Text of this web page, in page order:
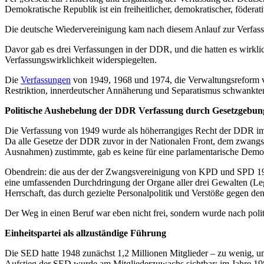
Demokratische Republik ist ein freiheitlicher, demokratischer,
Die deutsche Wiedervereinigung kam nach diesem Anlauf zur
Davor gab es drei Verfassungen in der DDR, und die hatten es
Verfassungswirklichkeit widerspiegelten.
Die Verfassungen von 1949, 1968 und 1974, die
Restriktion, innerdeutscher Annäherung und Separatismus
Politische Aushebelung der DDR Verfassung durch
Die Verfassung von 1949 wurde als höherrangiges Recht der DDR
Da alle Gesetze der DDR zuvor in der Nationalen Front, dem
Ausnahmen) zustimmte, gab es keine für eine parlamentarische
Obendrein: die aus der der Zwangsvereinigung von KPD und SPD
eine umfassenden Durchdringung der Organe aller drei Gewalten
Herrschaft, das durch gezielte Personalpolitik und Verstöße gegen
Der Weg in einen Beruf war eben nicht frei, sondern wurde nach
Einheitspartei als allzuständige Führung
Die SED hatte 1948 zunächst 1,2 Millionen Mitglieder – zu wenig,